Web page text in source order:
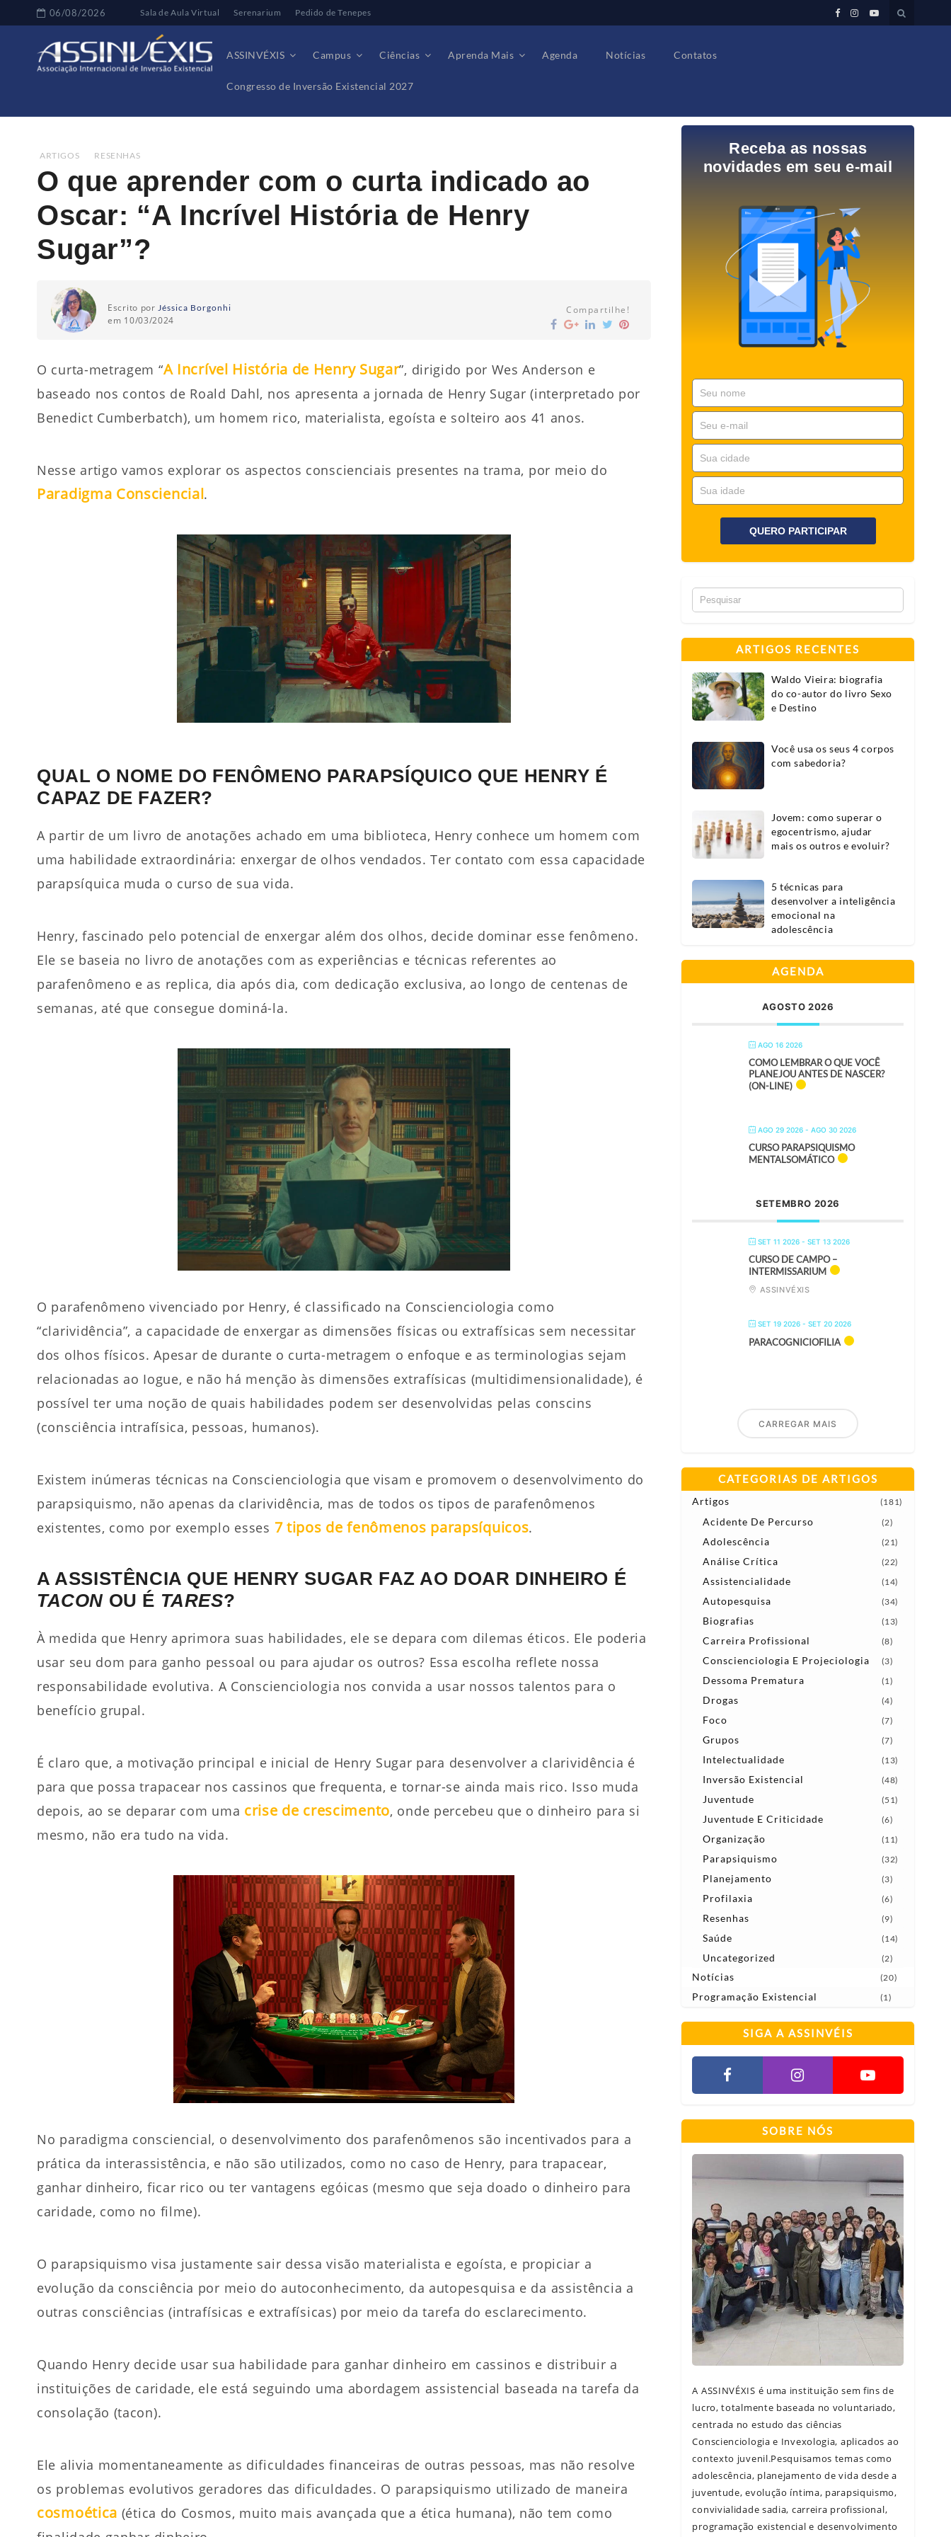
06/08/2026 Sala de Aula Virtual Serenarium Pedido de Tenepes
ASSINVÉXIS Campus Ciências Aprenda Mais Agenda Notícias Contatos
Congresso de Inversão Existencial 2027
ARTIGOS RESENHAS
O que aprender com o curta indicado ao
Oscar: “A Incrível História de Henry
Sugar”?
Escrito porJéssica Borgonhi
em 10/03/2024
Compartilhe!
O curta-metragem “A Incrível História de Henry Sugar”, dirigido por Wes Anderson e
baseado nos contos de Roald Dahl, nos apresenta a jornada de Henry Sugar (interpretado por
Benedict Cumberbatch), um homem rico, materialista, egoísta e solteiro aos 41 anos.
Nesse artigo vamos explorar os aspectos conscienciais presentes na trama, por meio do
Paradigma Consciencial.
QUAL O NOME DO FENÔMENO PARAPSÍQUICO QUE HENRY É
CAPAZ DE FAZER?
A partir de um livro de anotações achado em uma biblioteca, Henry conhece um homem com
uma habilidade extraordinária: enxergar de olhos vendados. Ter contato com essa capacidade
parapsíquica muda o curso de sua vida.
Henry, fascinado pelo potencial de enxergar além dos olhos, decide dominar esse fenômeno.
Ele se baseia no livro de anotações com as experiências e técnicas referentes ao
parafenômeno e as replica, dia após dia, com dedicação exclusiva, ao longo de centenas de
semanas, até que consegue dominá-la.
O parafenômeno vivenciado por Henry, é classificado na Conscienciologia como
“clarividência”, a capacidade de enxergar as dimensões físicas ou extrafísicas sem necessitar
dos olhos físicos. Apesar de durante o curta-metragem o enfoque e as terminologias sejam
relacionadas ao Iogue, e não há menção às dimensões extrafísicas (multidimensionalidade), é
possível ter uma noção de quais habilidades podem ser desenvolvidas pelas conscins
(consciência intrafísica, pessoas, humanos).
Existem inúmeras técnicas na Conscienciologia que visam e promovem o desenvolvimento do
parapsiquismo, não apenas da clarividência, mas de todos os tipos de parafenômenos
existentes, como por exemplo esses 7 tipos de fenômenos parapsíquicos.
A ASSISTÊNCIA QUE HENRY SUGAR FAZ AO DOAR DINHEIRO É
TACON OU É TARES?
À medida que Henry aprimora suas habilidades, ele se depara com dilemas éticos. Ele poderia
usar seu dom para ganho pessoal ou para ajudar os outros? Essa escolha reflete nossa
responsabilidade evolutiva. A Conscienciologia nos convida a usar nossos talentos para o
benefício grupal.
É claro que, a motivação principal e inicial de Henry Sugar para desenvolver a clarividência é
para que possa trapacear nos cassinos que frequenta, e tornar-se ainda mais rico. Isso muda
depois, ao se deparar com uma crise de crescimento, onde percebeu que o dinheiro para si
mesmo, não era tudo na vida.
No paradigma consciencial, o desenvolvimento dos parafenômenos são incentivados para a
prática da interassistência, e não são utilizados, como no caso de Henry, para trapacear,
ganhar dinheiro, ficar rico ou ter vantagens egóicas (mesmo que seja doado o dinheiro para
caridade, como no filme).
O parapsiquismo visa justamente sair dessa visão materialista e egoísta, e propiciar a
evolução da consciência por meio do autoconhecimento, da autopesquisa e da assistência a
outras consciências (intrafísicas e extrafísicas) por meio da tarefa do esclarecimento.
Quando Henry decide usar sua habilidade para ganhar dinheiro em cassinos e distribuir a
instituições de caridade, ele está seguindo uma abordagem assistencial baseada na tarefa da
consolação (tacon).
Ele alivia momentaneamente as dificuldades financeiras de outras pessoas, mas não resolve
os problemas evolutivos geradores das dificuldades. O parapsiquismo utilizado de maneira
cosmoética (ética do Cosmos, muito mais avançada que a ética humana), não tem como
Receba as nossas
novidades em seu e-mail
QUERO PARTICIPAR
ARTIGOS RECENTES
Waldo Vieira: biografia
do co-autor do livro Sexo
e Destino
Você usa os seus 4 corpos
com sabedoria?
Jovem: como superar o
egocentrismo, ajudar
mais os outros e evoluir?
5 técnicas para
desenvolver a inteligência
emocional na
adolescência
AGENDA
AGOSTO 2026
AGO 16 2026
COMO LEMBRAR O QUE VOCÊ
PLANEJOU ANTES DE NASCER?
(ON-LINE)
AGO 29 2026 - AGO 30 2026
CURSO PARAPSIQUISMO
MENTALSOMÁTICO
SETEMBRO 2026
SET 11 2026 - SET 13 2026
CURSO DE CAMPO –
INTERMISSARIUM
ASSINVÉXIS
SET 19 2026 - SET 20 2026
PARACOGNICIOFILIA
CARREGAR MAIS
CATEGORIAS DE ARTIGOS
Artigos (181)
Acidente De Percurso (2)
Adolescência (21)
Análise Crítica (22)
Assistencialidade (14)
Autopesquisa (34)
Biografias (13)
Carreira Profissional (8)
Conscienciologia E Projeciologia (3)
Dessoma Prematura (1)
Drogas (4)
Foco (7)
Grupos (7)
Intelectualidade (13)
Inversão Existencial (48)
Juventude (51)
Juventude E Criticidade (6)
Organização (11)
Parapsiquismo (32)
Planejamento (3)
Profilaxia (6)
Resenhas (9)
Saúde (14)
Uncategorized (2)
Notícias (20)
Programação Existencial (1)
SIGA A ASSINVÉIS
SOBRE NÓS
A ASSINVÉXIS é uma instituição sem fins de
lucro, totalmente baseada no voluntariado,
centrada no estudo das ciências
Conscienciologia e Invexologia, aplicados ao
contexto juvenil.Pesquisamos temas como
adolescência, planejamento de vida desde a
juventude, evolução íntima, parapsiquismo,
convivialidade sadia, carreira profissional,
programação existencial e desenvolvimento